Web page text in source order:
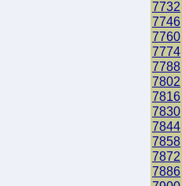
7732
7746
7760
7774
7788
7802
7816
7830
7844
7858
7872
7886